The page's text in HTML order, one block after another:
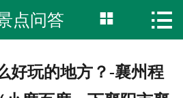
首页
柏林古镇
点问答  
好玩的地方？-襄州程